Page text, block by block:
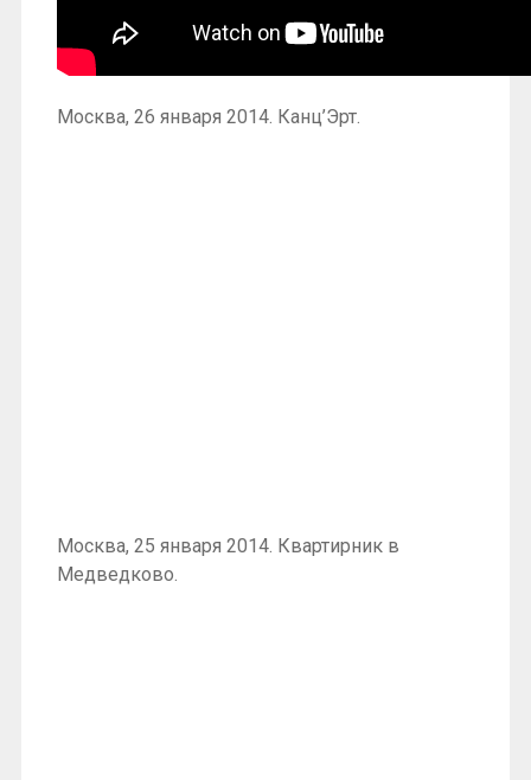
Москва, 26 января 2014. Канц’Эрт.
Москва, 25 января 2014. Квартирник в
Медведково.